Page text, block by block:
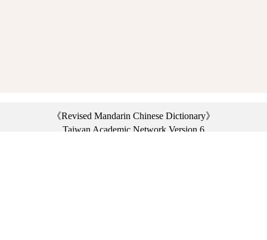
《Revised Mandarin Chinese Dictionary》
Taiwan Academic Network Version 6